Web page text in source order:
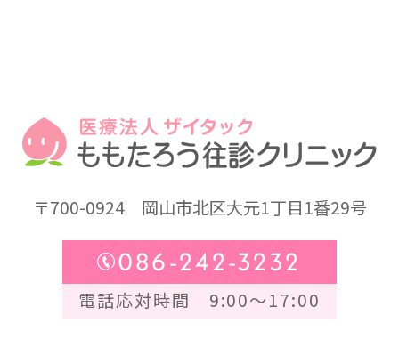
〒700-0924岡山市北区大元1丁目1番29号
086-242-3232
電話応対時間 9:00～17:00